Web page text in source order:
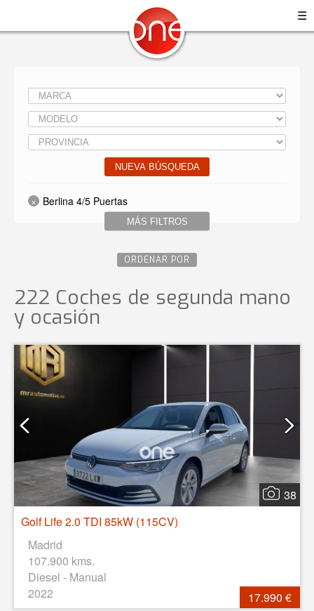
☰
NUEVA BÚSQUEDA
MÁS FILTROS
Berlina 4/5 Puertas
ORDENAR POR
222 Coches de segunda mano
y ocasión
38
Golf Life 2.0 TDI 85kW (115CV)
Madrid
107.900 kms.
Diesel - Manual
2022
17.990 €